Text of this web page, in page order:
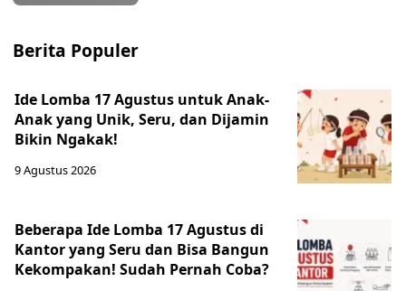
Berita Populer
Ide Lomba 17 Agustus untuk Anak-
Anak yang Unik, Seru, dan Dijamin
Bikin Ngakak!
9 Agustus 2026
Beberapa Ide Lomba 17 Agustus di
Kantor yang Seru dan Bisa Bangun
Kekompakan! Sudah Pernah Coba?